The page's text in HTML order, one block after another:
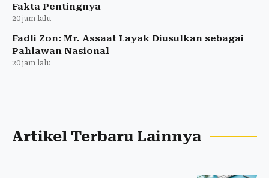
Fakta Pentingnya
20 jam lalu
Fadli Zon: Mr. Assaat Layak Diusulkan sebagai
Pahlawan Nasional
20 jam lalu
Artikel Terbaru Lainnya